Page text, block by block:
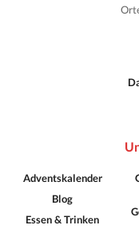
Adventskalender
Blog
Essen & Trinken